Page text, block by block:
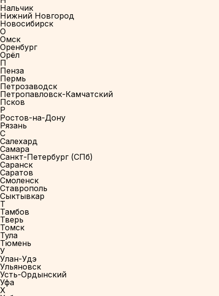
Нальчик
Нижний Новгород
Новосибирск
О
Омск
Оренбург
Орёл
П
Пенза
Пермь
Петрозаводск
Петропавловск-Камчатский
Псков
Р
Ростов-на-Дону
Рязань
С
Салехард
Самара
Санкт-Петербург (СПб)
Саранск
Саратов
Смоленск
Ставрополь
Сыктывкар
Т
Тамбов
Тверь
Томск
Тула
Тюмень
У
Улан-Удэ
Ульяновск
Усть-Ордынский
Уфа
Х